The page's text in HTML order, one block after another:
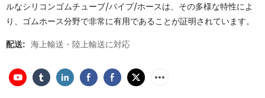
ルなシリコンゴムチューブ/パイプ/ホースは、その多様な特性によ
り、ゴムホース分野で非常に有用であることが証明されています。
配送: 海上輸送・陸上輸送に対応